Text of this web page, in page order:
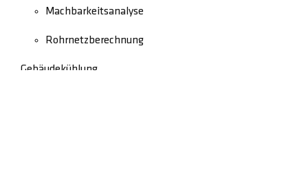
Machbarkeitsanalyse
Rohrnetzberechnung
Gebäudekühlung